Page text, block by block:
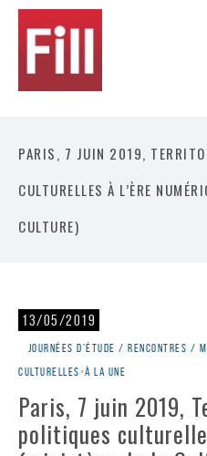
PARIS, 7 JUIN 2019,
CULTURELLES À L’ÈRE
CULTURE)
13/05/2019
Journées d'étude / rencontres /
culturelles •À la une
Paris, 7 juin 2019,
politiques